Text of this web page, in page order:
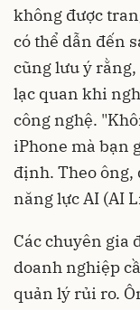
không được
có thể dẫn đến
cũng lưu ý
lạc quan khi
công nghệ.
iPhone mà bạn
định. Theo ông,
năng lực AI (AI
Các chuyên gia
doanh nghiệp
quản lý rủi ro.